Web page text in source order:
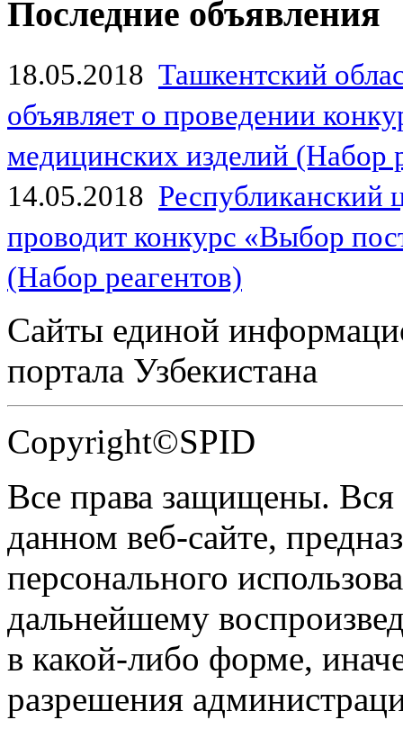
Последние объявления
18.05.2018 Ташкентский
объявляет о проведении
медицинских изделий (Набор
14.05.2018
проводит конкурс «Выбор
(Набор реагентов)
Сайты единой
портала Узбекистана
Copyright©SPID
Все права защищены.
данном веб-сайте,
персонального
дальнейшему
в какой-либо форме,
разрешения